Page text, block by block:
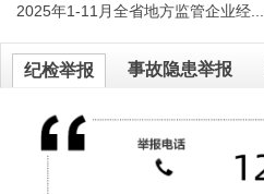
2025年1-11月全省地方监管企业经...
纪检举报 事故隐患举报